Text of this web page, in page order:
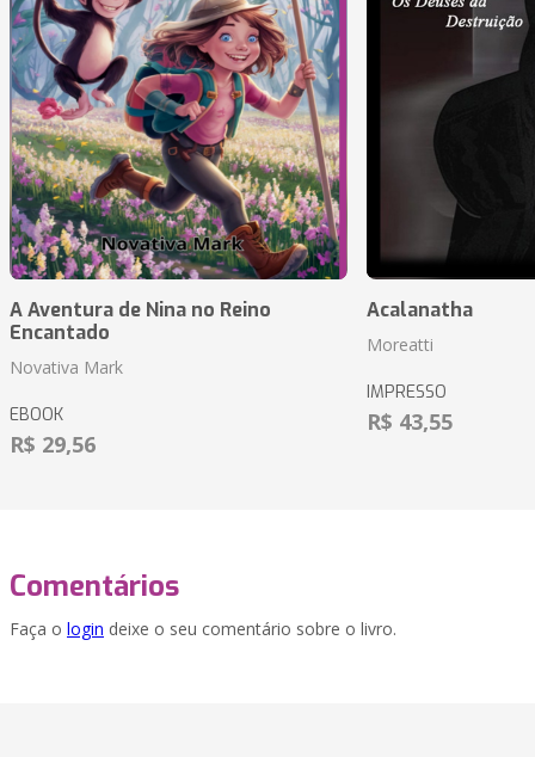
A Aventura de Nina no Reino
Encantado
Novativa Mark
EBOOK
R$ 29,56
Acalanatha
Moreatti
IMPRESSO
R$ 43,55
Comentários
Faça o login deixe o seu comentário sobre o livro.